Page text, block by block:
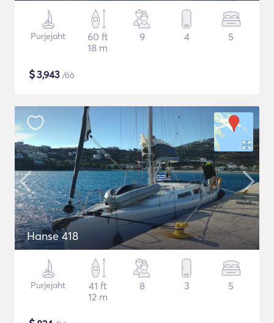
Purjejaht
60 ft
18 m
9 4 5
$3,943 /öö
Hanse 418
Purjejaht
41 ft
12 m
8 3 5